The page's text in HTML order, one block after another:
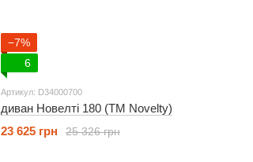
−7%
6
Артикул: D34000700
диван Новелті 180 (ТМ Novelty)
25 326 грн
23 625 грн